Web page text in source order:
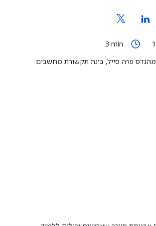
3 min
פרה סייל, בינת תקשורת מחשבים